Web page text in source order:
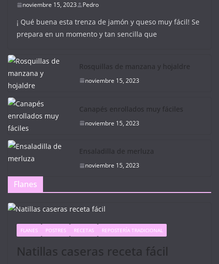
noviembre 15, 2023 Pedro
¡ Qué buena esta trenza de jamón y queso muy fácil! Se
prepara en un momento y tan sencilla que
Rosquillas de manzana y hojaldre
noviembre 15, 2023
Canapés enrollados muy fáciles
noviembre 15, 2023
Ensaladilla de merluza
noviembre 15, 2023
Flanes
FLANES POSTRES RECETAS REPOSTERÍA TRADICIONAL
Natillas caseras receta fácil